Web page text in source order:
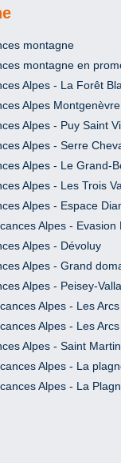
montagne
montagne en
Alpes - La Forêt
Alpes Montgenèvre
Alpes - Puy Saint
Alpes - Serre
Alpes - Le Grand-
Alpes - Les Trois
Alpes - Espace
Alpes - Evasion
Alpes - Dévoluy
Alpes - Grand
Alpes - Peisey-
Alpes - Les
Alpes - Les
Alpes - Saint
Alpes - La
Alpes - La